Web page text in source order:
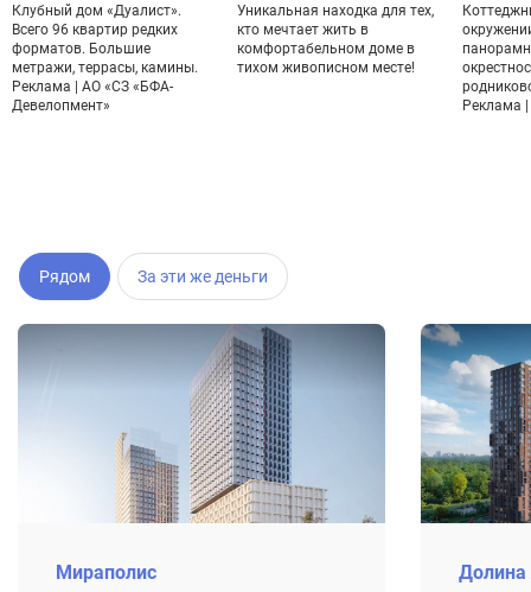
Клубный дом «Дуалист».
Всего 96 квартир редких
форматов. Большие
метражи, террасы, камины.
Реклама | АО «СЗ «БФА-
Девелопмент»
Уникальная находка для тех,
кто мечтает жить в
комфортабельном доме в
тихом живописном месте!
Реклама
Рядом За эти же деньги
Мираполис Долина